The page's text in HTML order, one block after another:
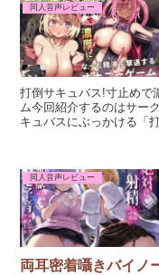
同人音声レビュー
打倒サキュバス!寸止めで
ム今回紹介するのはサー
キュバスにぶっかける「
同人音声レビュー
両耳密着囁きバイノ